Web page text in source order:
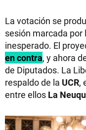
La votación se
sesión marcada por
inesperado. El
en contra, y ahora
de Diputados. La
respaldo de la UCR,
entre ellos La